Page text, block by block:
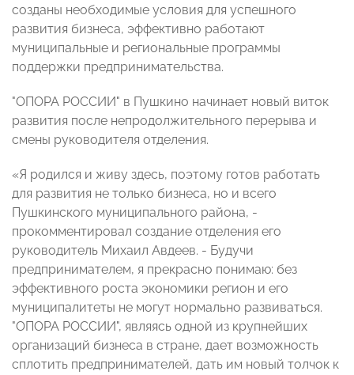
созданы необходимые условия для успешного
развития бизнеса, эффективно работают
муниципальные и региональные программы
поддержки предпринимательства.
"ОПОРА РОССИИ" в Пушкино начинает новый виток
развития после непродолжительного перерыва и
смены руководителя отделения.
«Я родился и живу здесь, поэтому готов работать
для развития не только бизнеса, но и всего
Пушкинского муниципального района, -
прокомментировал создание отделения его
руководитель Михаил Авдеев. - Будучи
предпринимателем, я прекрасно понимаю: без
эффективного роста экономики регион и его
муниципалитеты не могут нормально развиваться.
"ОПОРА РОССИИ", являясь одной из крупнейших
организаций бизнеса в стране, дает возможность
сплотить предпринимателей, дать им новый толчок к